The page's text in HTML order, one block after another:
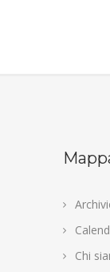
Chi